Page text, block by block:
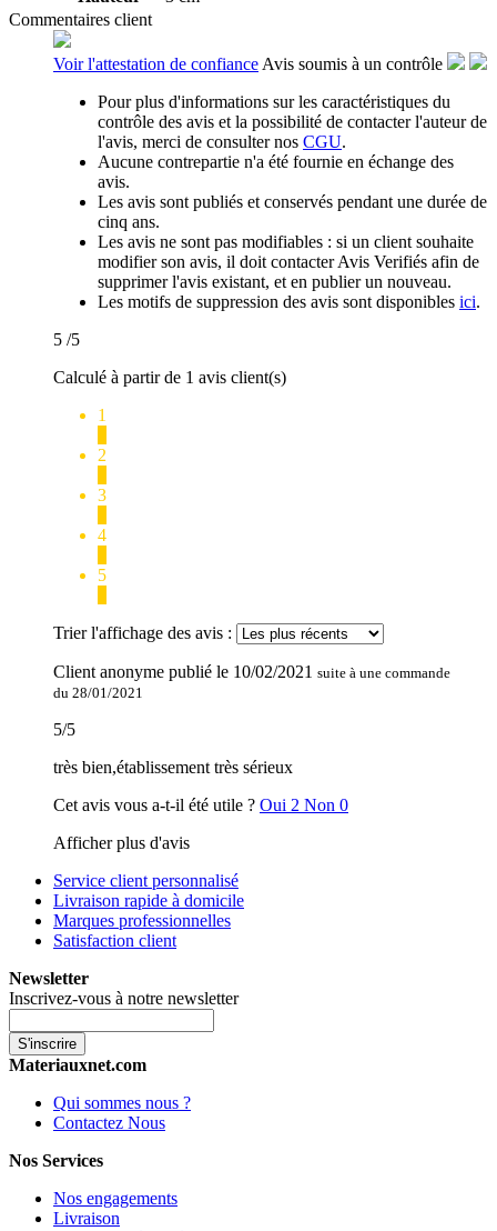
Commentaires client
Voir l'attestation de confiance Avis soumis à un contrôle
Pour plus d'informations sur les caractéristiques du
contrôle des avis et la possibilité de contacter l'auteur de
l'avis, merci de consulter nos CGU.
Aucune contrepartie n'a été fournie en échange des
avis.
Les avis sont publiés et conservés pendant une durée de
cinq ans.
Les avis ne sont pas modifiables : si un client souhaite
modifier son avis, il doit contacter Avis Verifiés afin de
supprimer l'avis existant, et en publier un nouveau.
Les motifs de suppression des avis sont disponibles ici.
5 /5
Calculé à partir de 1 avis client(s)
1
2
3
4
5
Trier l'affichage des avis :
Client anonyme publié le 10/02/2021 suite à une commande
du 28/01/2021
5/5
très bien,établissement très sérieux
Cet avis vous a-t-il été utile ? Oui 2 Non 0
Afficher plus d'avis
Service client personnalisé
Livraison rapide à domicile
Marques professionnelles
Satisfaction client
Newsletter
Inscrivez-vous à notre newsletter
S'inscrire
Materiauxnet.com
Qui sommes nous ?
Contactez Nous
Nos Services
Nos engagements
Livraison